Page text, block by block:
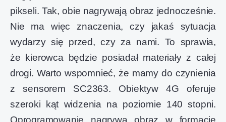
pikseli. Tak, obie nagrywają obraz jednocześnie.
Nie ma więc znaczenia, czy jakaś sytuacja
wydarzy się przed, czy za nami. To sprawia,
że kierowca będzie posiadał materiały z całej
drogi. Warto wspomnieć, że mamy do czynienia
z sensorem SC2363. Obiektyw 4G oferuje
szeroki kąt widzenia na poziomie 140 stopni.
Oprogramowanie nagrywa obraz w formacie